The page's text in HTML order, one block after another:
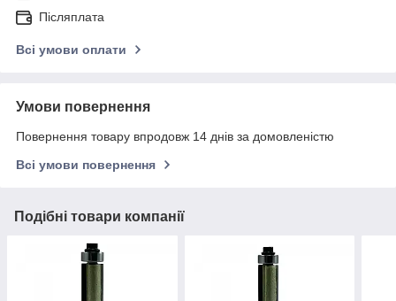
Післяплата
Всі умови оплати
Умови повернення
Повернення товару впродовж 14 днів за домовленістю
Всі умови повернення
Подібні товари компанії